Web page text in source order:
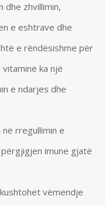
dhe zhvillimin,
e eshtrave dhe
e rëndësishme për
ka një
e ndarjes dhe
rregullimin e
imune gjatë
vëmendje